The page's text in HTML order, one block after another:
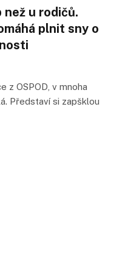
než u rodičů.
plnit sny o
z OSPOD, v mnoha
Představí si zapšklou